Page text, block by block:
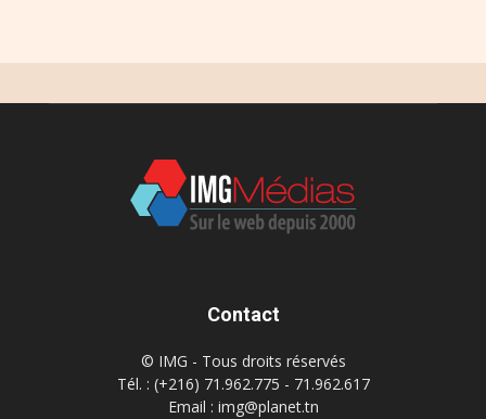
Contact
© IMG - Tous droits réservés
Tél. : (+216) 71.962.775 - 71.962.617
Email : img@planet.tn